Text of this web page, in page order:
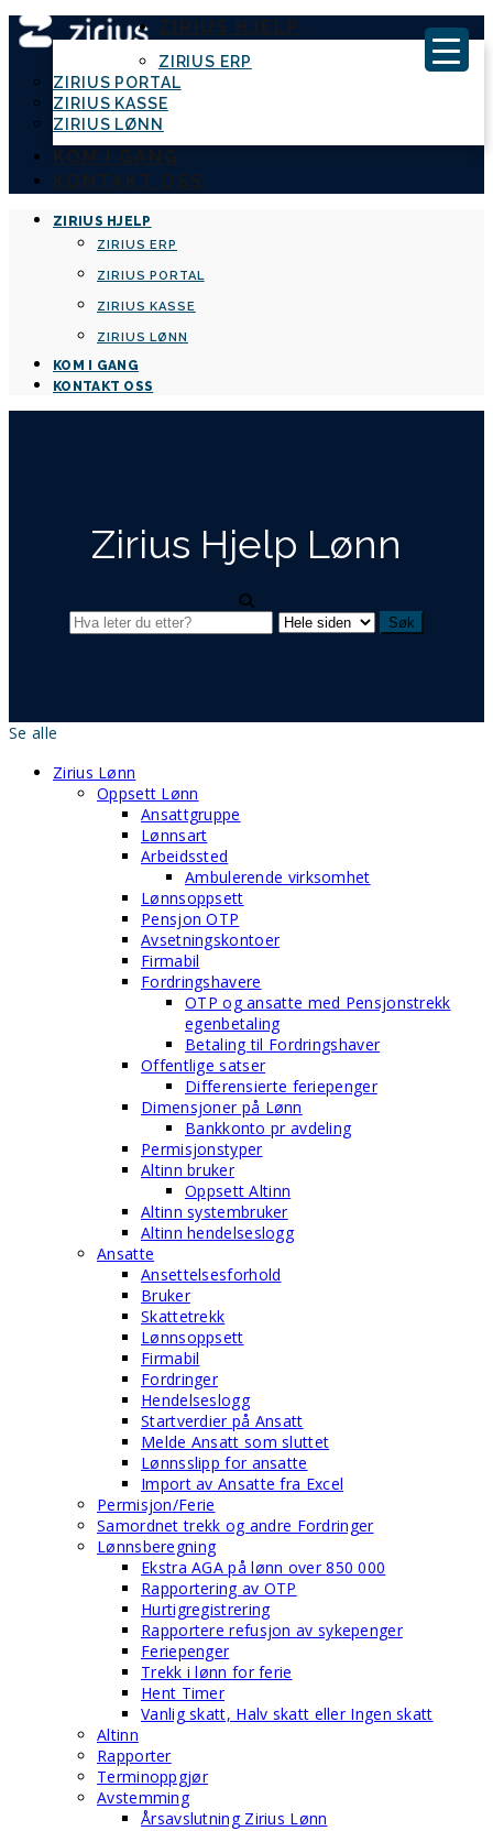
ZIRIUS HJELP
ZIRIUS ERP
ZIRIUS PORTAL
ZIRIUS KASSE
ZIRIUS LØNN
KOM I GANG
KONTAKT OSS
ZIRIUS HJELP
ZIRIUS ERP
ZIRIUS PORTAL
ZIRIUS KASSE
ZIRIUS LØNN
KOM I GANG
KONTAKT OSS
Zirius Hjelp Lønn
Se alle
Zirius Lønn
Oppsett Lønn
Ansattgruppe
Lønnsart
Arbeidssted
Ambulerende virksomhet
Lønnsoppsett
Pensjon OTP
Avsetningskontoer
Firmabil
Fordringshavere
OTP og ansatte med Pensjonstrekk
egenbetaling
Betaling til Fordringshaver
Offentlige satser
Differensierte feriepenger
Dimensjoner på Lønn
Bankkonto pr avdeling
Permisjonstyper
Altinn bruker
Oppsett Altinn
Altinn systembruker
Altinn hendelseslogg
Ansatte
Ansettelsesforhold
Bruker
Skattetrekk
Lønnsoppsett
Firmabil
Fordringer
Hendelseslogg
Startverdier på Ansatt
Melde Ansatt som sluttet
Lønnsslipp for ansatte
Import av Ansatte fra Excel
Permisjon/Ferie
Samordnet trekk og andre Fordringer
Lønnsberegning
Ekstra AGA på lønn over 850 000
Rapportering av OTP
Hurtigregistrering
Rapportere refusjon av sykepenger
Feriepenger
Trekk i lønn for ferie
Hent Timer
Vanlig skatt, Halv skatt eller Ingen skatt
Altinn
Rapporter
Terminoppgjør
Avstemming
Årsavslutning Zirius Lønn